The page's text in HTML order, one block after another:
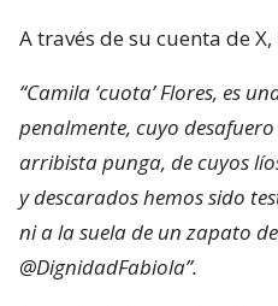
A través de su cuenta de
“Camila ‘cuota’ Flores, es
penalmente, cuyo
arribista punga, de cuyos
y descarados hemos sido
ni a la suela de un zapato
@DignidadFabiola”.